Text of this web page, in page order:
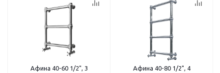
Афина 40-60 1/2", 3
Афина 40-80 1/2", 4